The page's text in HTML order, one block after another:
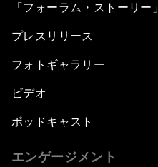
「フォーラム・ストーリー」
プレスリリース
フォトギャラリー
ビデオ
ポッドキャスト
エンゲージメント